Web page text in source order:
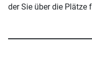
der Sie über die Plätze